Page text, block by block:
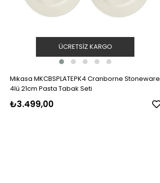
Mikasa MKCBSPLATEPK4 Cranborne Stoneware
4lü 21cm Pasta Tabak Seti
₺3.499,00
ÜCRETSIZ KARGO